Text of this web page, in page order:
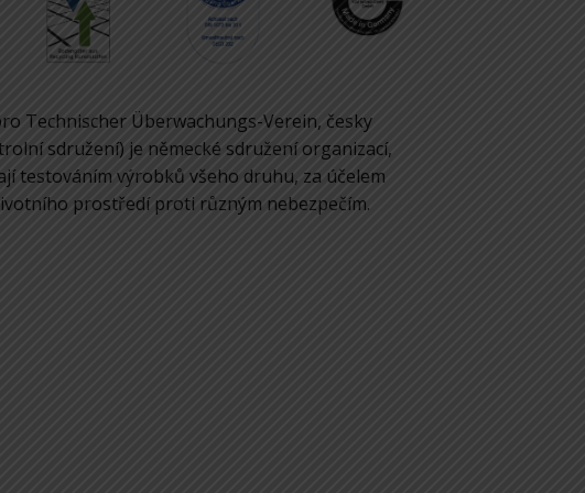
Technischer Überwachungs-Verein, česky
sdružení) je německé sdružení organizací,
testováním výrobků všeho druhu, za účelem
prostředí proti různým nebezpečím.